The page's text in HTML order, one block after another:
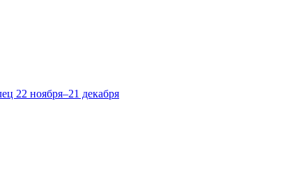
22 ноября–21 декабря